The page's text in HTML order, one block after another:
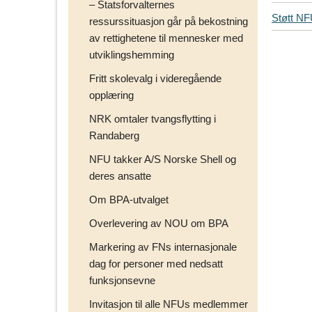
– Statsforvalternes
ressurssituasjon går på bekostning
av rettighetene til mennesker med
utviklingshemming
Fritt skolevalg i videregående
opplæring
NRK omtaler tvangsflytting i
Randaberg
NFU takker A/S Norske Shell og
deres ansatte
Om BPA-utvalget
Overlevering av NOU om BPA
Markering av FNs internasjonale
dag for personer med nedsatt
funksjonsevne
Invitasjon til alle NFUs medlemmer
i
p
Støtt